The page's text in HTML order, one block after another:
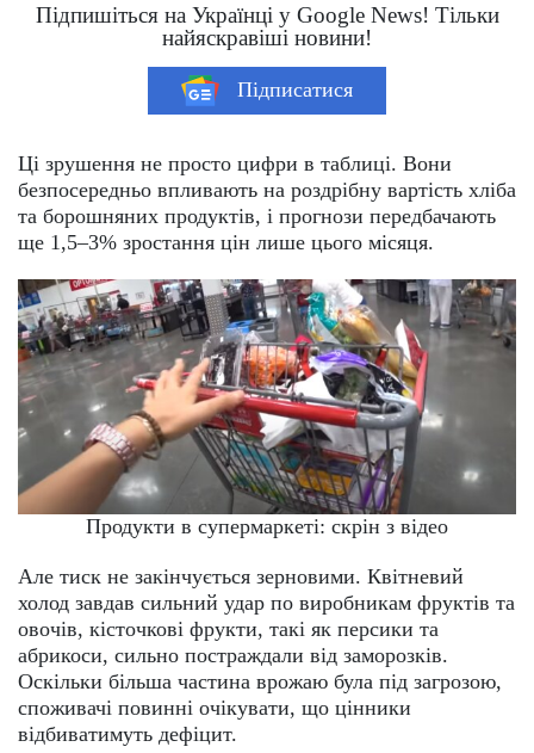
Підпишіться на Українці у Google News! Тільки
найяскравіші новини!
Підписатися
Ці зрушення не просто цифри в таблиці. Вони
безпосередньо впливають на роздрібну вартість хліба
та борошняних продуктів, і прогнози передбачають
ще 1,5–3% зростання цін лише цього місяця.
Продукти в супермаркеті: скрін з відео
Але тиск не закінчується зерновими. Квітневий
холод завдав сильний удар по виробникам фруктів та
овочів, кісточкові фрукти, такі як персики та
абрикоси, сильно постраждали від заморозків.
Оскільки більша частина врожаю була під загрозою,
споживачі повинні очікувати, що цінники
відбиватимуть дефіцит.